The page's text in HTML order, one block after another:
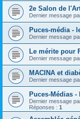
2e Salon de
Dernier message
Puces-média -
Dernier message
Le mérite pour
Dernier message
MACINA et
Dernier message
Puces-Médias -
Dernier message
Réponses : 1